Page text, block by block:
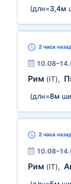
(длн=3,4м
2 часа
Рим (IT),
(длн=8м
2 часа
Рим (IT),